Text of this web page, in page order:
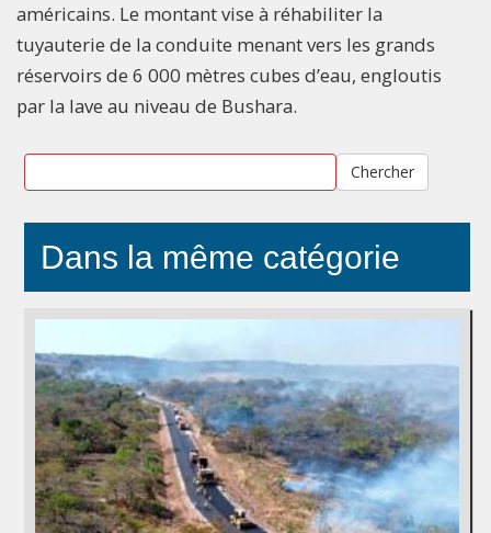
américains. Le montant vise à réhabiliter la
tuyauterie de la conduite menant vers les grands
réservoirs de 6 000 mètres cubes d’eau, engloutis
par la lave au niveau de Bushara.
Chercher
Dans la même catégorie